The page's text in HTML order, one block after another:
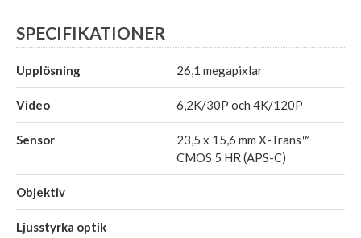
SPECIFIKATIONER
Upplösning 26,1 megapixlar
Video 6,2K/30P och 4K/120P
Sensor
23,5 x 15,6 mm X-Trans™
CMOS 5 HR (APS-C)
Objektiv
Ljusstyrka optik